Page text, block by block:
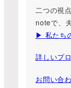
二つの視
noteで、
▶︎ 私たち
詳しいプ
お問い合